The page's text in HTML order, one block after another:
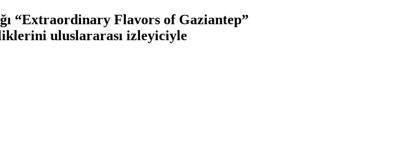
“Extraordinary Flavors of Gaziantep”
uluslararası izleyiciyle